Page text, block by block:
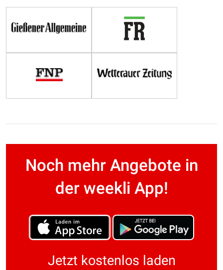
Noch mehr Angebote in
der weekli App!
Jetzt kostenlos laden